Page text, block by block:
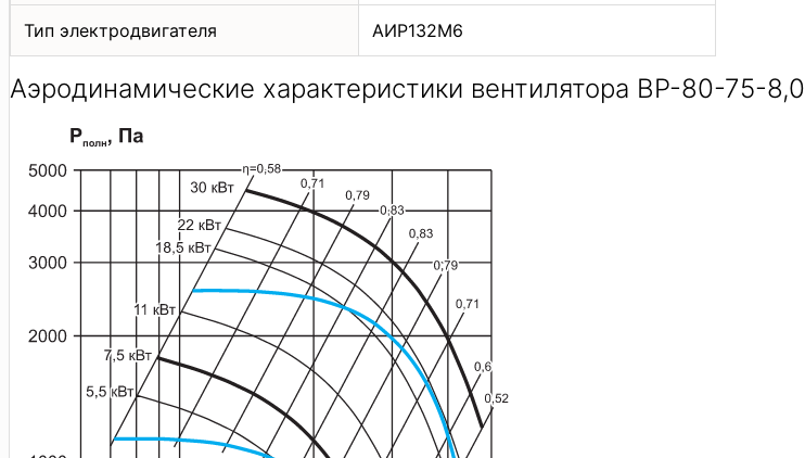
Тип электродвигателя АИР132М6
Аэродинамические характеристики вентилятора ВР-80-75-8,0